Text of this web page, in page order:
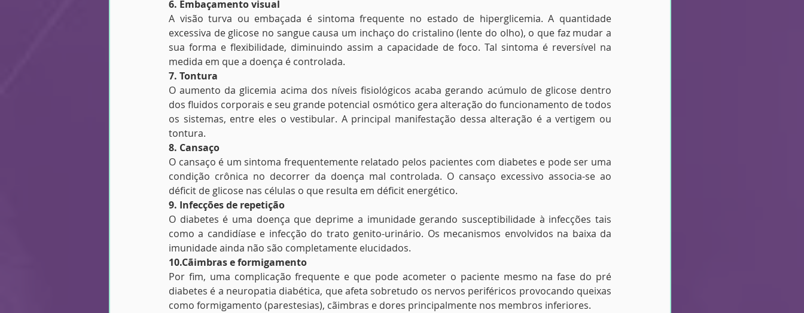
6. Embaçamento visual
A visão turva ou embaçada é sintoma frequente no estado de hiperglicemia. A quantidade
excessiva de glicose no sangue causa um inchaço do cristalino (lente do olho), o que faz mudar a
sua forma e flexibilidade, diminuindo assim a capacidade de foco. Tal sintoma é reversível na
medida em que a doença é controlada.
7. Tontura
O aumento da glicemia acima dos níveis fisiológicos acaba gerando acúmulo de glicose dentro
dos fluidos corporais e seu grande potencial osmótico gera alteração do funcionamento de todos
os sistemas, entre eles o vestibular. A principal manifestação dessa alteração é a vertigem ou
tontura.
8. Cansaço
O cansaço é um sintoma frequentemente relatado pelos pacientes com diabetes e pode ser uma
condição crônica no decorrer da doença mal controlada. O cansaço excessivo associa-se ao
déficit de glicose nas células o que resulta em déficit energético.
9. Infecções de repetição
O diabetes é uma doença que deprime a imunidade gerando susceptibilidade à infecções tais
como a candidíase e infecção do trato genito-urinário. Os mecanismos envolvidos na baixa da
imunidade ainda não são completamente elucidados.
10.Cãimbras e formigamento
Por fim, uma complicação frequente e que pode acometer o paciente mesmo na fase do pré
diabetes é a neuropatia diabética, que afeta sobretudo os nervos periféricos provocando queixas
como formigamento (parestesias), cãimbras e dores principalmente nos membros inferiores.